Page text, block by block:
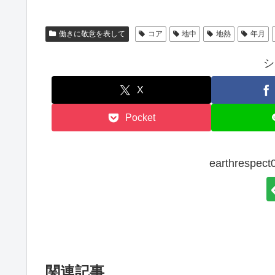
働きに敬意を表して コア 地中 地熱 年月
X
Pocket
関連記事